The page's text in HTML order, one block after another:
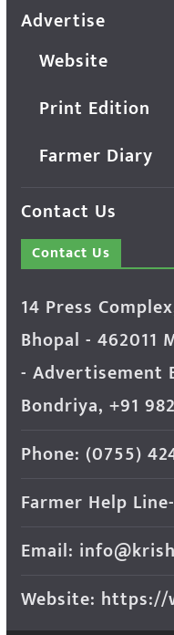
Advertise
Website
Print Edition
Farmer Diary
Contact Us
Contact Us
14 Press
Bhopal - 462011
- Advertisement
Bondriya, +91
Phone: (0755)
Farmer Help
Email:
Website: